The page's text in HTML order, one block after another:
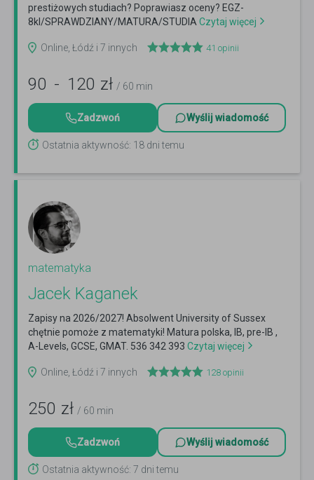
prestiżowych studiach? Poprawiasz oceny? EGZ-
8kl/SPRAWDZIANY/MATURA/STUDIA Czytaj więcej
Online, Łódź i 7 innych 41 opinii
90 - 120 zł / 60 min
Zadzwoń Wyślij wiadomość
Ostatnia aktywność: 18 dni temu
matematyka
Jacek Kaganek
Zapisy na 2026/2027! Absolwent University of Sussex
chętnie pomoże z matematyki! Matura polska, IB, pre-IB ,
A-Levels, GCSE, GMAT. 536 342 393 Czytaj więcej
Online, Łódź i 7 innych 128 opinii
250 zł / 60 min
Zadzwoń Wyślij wiadomość
Ostatnia aktywność: 7 dni temu